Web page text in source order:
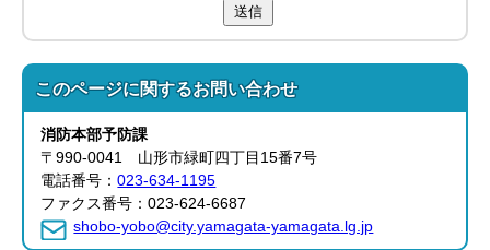
送信
このページに関するお問い合わせ
消防本部予防課
〒990-0041 山形市緑町四丁目15番7号
電話番号：023-634-1195
ファクス番号：023-624-6687
shobo-yobo@city.yamagata-yamagata.lg.jp